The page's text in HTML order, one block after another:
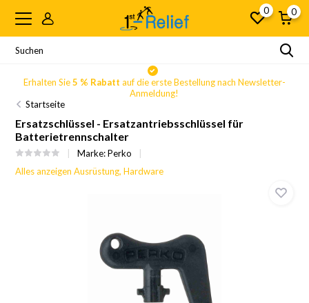
0 0
Erhalten Sie5 % Rabatt auf die erste Bestellung nach Newsletter-
Anmeldung!
Startseite
Ersatzschlüssel - Ersatzantriebsschlüssel für
Batterietrennschalter
Marke:Perko
Alles anzeigen Ausrüstung, Hardware